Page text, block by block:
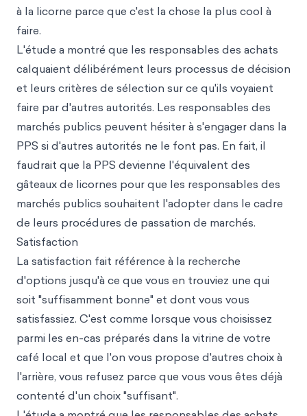
à la licorne parce que c'est la chose la plus cool à
faire.
L'étude a montré que les responsables des achats
calquaient délibérément leurs processus de décision
et leurs critères de sélection sur ce qu'ils voyaient
faire par d'autres autorités. Les responsables des
marchés publics peuvent hésiter à s'engager dans la
PPS si d'autres autorités ne le font pas. En fait, il
faudrait que la PPS devienne l'équivalent des
gâteaux de licornes pour que les responsables des
marchés publics souhaitent l'adopter dans le cadre
de leurs procédures de passation de marchés.
Satisfaction
La satisfaction fait référence à la recherche
d'options jusqu'à ce que vous en trouviez une qui
soit "suffisamment bonne" et dont vous vous
satisfassiez. C'est comme lorsque vous choisissez
parmi les en-cas préparés dans la vitrine de votre
café local et que l'on vous propose d'autres choix à
l'arrière, vous refusez parce que vous vous êtes déjà
contenté d'un choix "suffisant".